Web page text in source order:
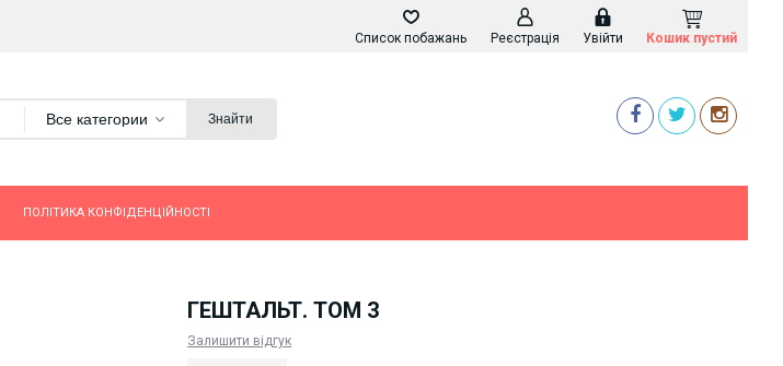
Кошик пустий
Увійти
Реєстрація
Список побажань
Все категории Знайти
ПОЛІТИКА КОНФІДЕНЦІЙНОСТІ
ГЕШТАЛЬТ. ТОМ 3
Залишити відгук